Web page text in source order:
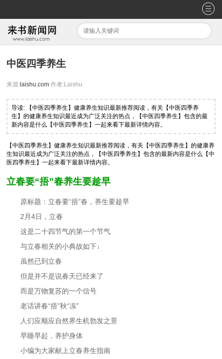
中医四季养生
来源: laishu.com 作者:Laishu
导读: 【中医四季养生】健康养生知识最新推荐阅读，有关【中医四季养
生】的健康养生知识最近成为广泛关注的热点，【中医四季养生】包含的最
新内容是什么【中医四季养生】一起来看下最新详情内容。
【中医四季养生】健康养生知识最新推荐阅读，有关【中医四季养生】的健康养
生知识最近成为广泛关注的热点，【中医四季养生】包含的最新内容是什么【中
医四季养生】一起来看下最新详情内容。
立春要“捂”春养生要趁早
原标题：立春要“捂”春，养生要趁早
2月4日，立春
这是二十四节气的第一个节气
与立春相关的小典故如下↓
虽然已到立春
但是并不是说春天已经来了
而是万物复苏的一个信号
老话讲春“捂”秋“冻”
人们应顺应自然界生机勃发之景
早睡早起，养护身体
小编为大家献上立春养生指南